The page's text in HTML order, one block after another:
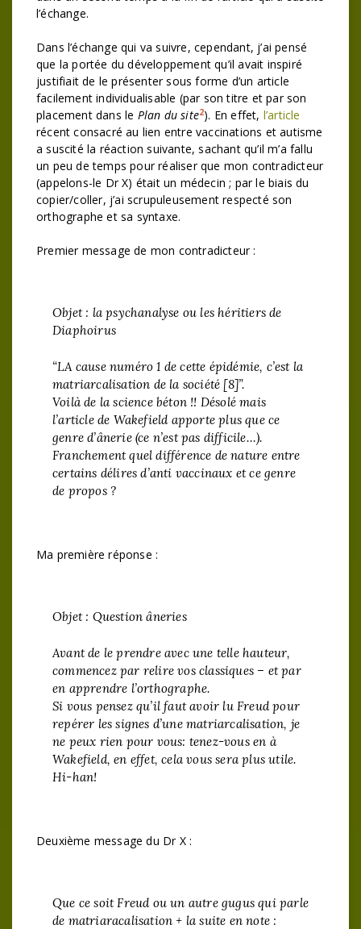
l’échange.
Dans l’échange qui va suivre, cependant, j’ai pensé
que la portée du développement qu’il avait inspiré
justifiait de le présenter sous forme d’un article
facilement individualisable (par son titre et par son
placement dans le Plan du site2). En effet, l’article
récent consacré au lien entre vaccinations et autisme
a suscité la réaction suivante, sachant qu’il m’a fallu
un peu de temps pour réaliser que mon contradicteur
(appelons-le Dr X) était un médecin ; par le biais du
copier/coller, j’ai scrupuleusement respecté son
orthographe et sa syntaxe.
Premier message de mon contradicteur :
Objet : la psychanalyse ou les héritiers de
Diaphoirus
“LA cause numéro 1 de cette épidémie, c’est la
matriarcalisation de la société [8]”.
Voilà de la science béton !! Désolé mais
l’article de Wakefield apporte plus que ce
genre d’ânerie (ce n’est pas difficile…).
Franchement quel différence de nature entre
certains délires d’anti vaccinaux et ce genre
de propos ?
Ma première réponse :
Objet : Question âneries
Avant de le prendre avec une telle hauteur,
commencez par relire vos classiques – et par
en apprendre l’orthographe.
Si vous pensez qu’il faut avoir lu Freud pour
repérer les signes d’une matriarcalisation, je
ne peux rien pour vous: tenez-vous en à
Wakefield, en effet, cela vous sera plus utile.
Hi-han!
Deuxième message du Dr X :
Que ce soit Freud ou un autre gugus qui parle
de matriaracalisation + la suite en note :